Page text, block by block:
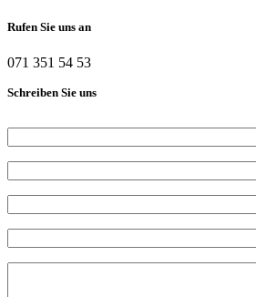
Rufen Sie uns an
071 351 54 53
Schreiben Sie uns